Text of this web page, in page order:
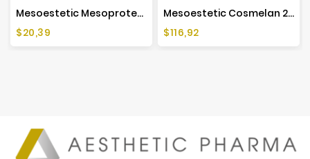
Mesoestetic Mesoprotech Sun Protective Repairing Stick 100 - 4,5g
Cena
$20,39
Mesoestetic Cosmelan 2 Krem Na Przebarwienia - 30 G
Cena
$116,92